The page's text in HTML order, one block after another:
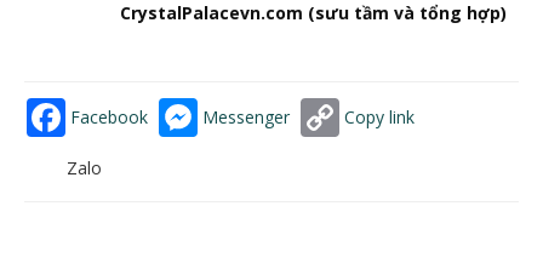
CrystalPalacevn.com (sưu tầm và tổng hợp)
Facebook Messenger Copy link
Zalo